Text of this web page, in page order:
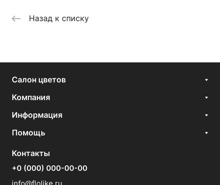
Назад к списку
Салон цветов
Компания
Информация
Помощь
Контакты
+0 (000) 000-00-00